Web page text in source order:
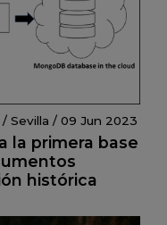
/ Sevilla / 09 Jun 2023
la primera base
histórica